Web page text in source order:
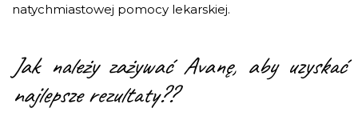
natychmiastowej pomocy lekarskiej.
Jak należy zażywać Avanę, aby uzyskać
najlepsze rezultaty??